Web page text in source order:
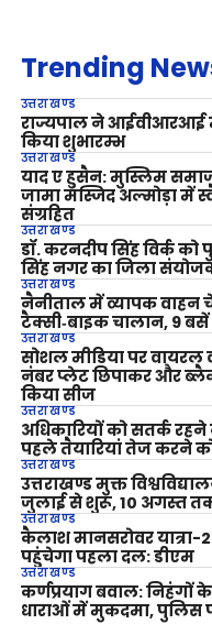
Trending
उत्तराखण्ड
राज्यपाल ने आईवीआरआई
किया शुभारम्भ
उत्तराखण्ड
याद ए हुसैन: मुस्लिम
जामा मस्जिद अल्मोड़ा में
संग्रहित
उत्तराखण्ड
डॉ. करनदीप सिंह विर्क को
सिंह नगर का जिला
उत्तराखण्ड
नैनीताल में व्यापक वाहन
टैक्सी‑बाइक चालान, 9
उत्तराखण्ड
सोशल मीडिया पर वायरल
नंबर प्लेट छिपाकर और
किया सीज
उत्तराखण्ड
अधिकारियों को सतर्क
पहले तैयारियां तेज करने
उत्तराखण्ड
उत्तराखण्ड मुक्त
जुलाई से शुरू, 10 अगस्त
उत्तराखण्ड
कैलाश मानसरोवर यात्रा-
पहुंचेगा पहला दल: डीएम
उत्तराखण्ड
कर्णप्रयाग बवाल: निहंगों
धाराओं में मुकदमा, पुलिस